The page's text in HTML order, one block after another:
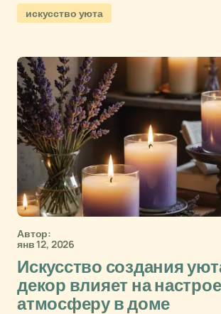
искусство уюта
Автор:
янв 12, 2026
Искусство создания
декор влияет на
атмосферу в доме